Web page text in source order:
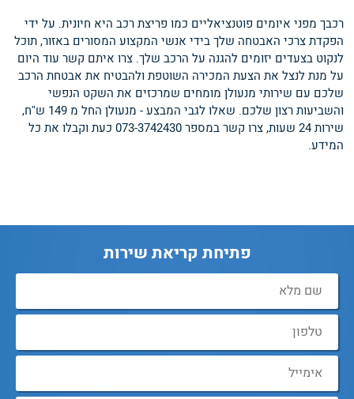
רכבך מפני איומים פוטנציאליים כמו פריצת רכב היא חיונית. על ידי
הפקדת צרכי האבטחה שלך בידי אנשי המקצוע המסורים באזור, תוכל
לנקוט בצעדים יזומים להגנה על הרכב שלך. צרו איתם קשר עוד היום
על מנת לנצל את הצעת המכירה השוטפת ולהבטיח את אבטחת הרכב
שלכם עם שירותי מנעולן מומחים שמרכזים את השקט הנפשי
והשביעות רצון שלכם. שאלו לגבי המבצע - מנעולן החל מ 149 ש"ח,
שירות 24 שעות, צרו קשר במספר 073-3742430 כעת וקבלו את כל
המידע.
פתיחת קריאת שירות